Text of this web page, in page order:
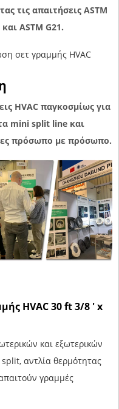
τις απαιτήσεις ASTM
ASTM G21.
HVAC παγκοσμίως για
mini split line και
πρόσωπο με πρόσωπο.
HVAC 30 ft 3/8 ' x
και εξωτερικών
αντλία θερμότητας
γραμμές